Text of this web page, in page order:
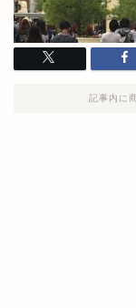
記事内に